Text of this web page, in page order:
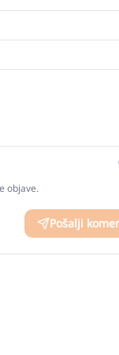
objave.
Pošalji